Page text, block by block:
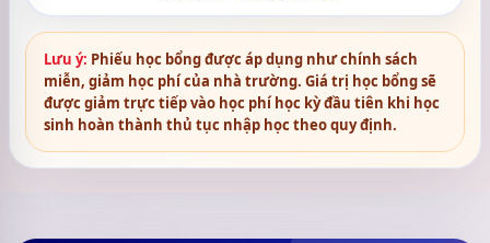
Lưu ý: Phiếu học bổng được áp dụng như chính sách
miễn, giảm học phí của nhà trường. Giá trị học bổng sẽ
được giảm trực tiếp vào học phí học kỳ đầu tiên khi học
sinh hoàn thành thủ tục nhập học theo quy định.